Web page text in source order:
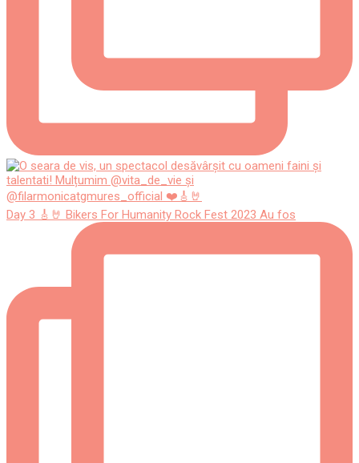
Day 3 🎸🤘 Bikers For Humanity Rock Fest 2023 Au fos